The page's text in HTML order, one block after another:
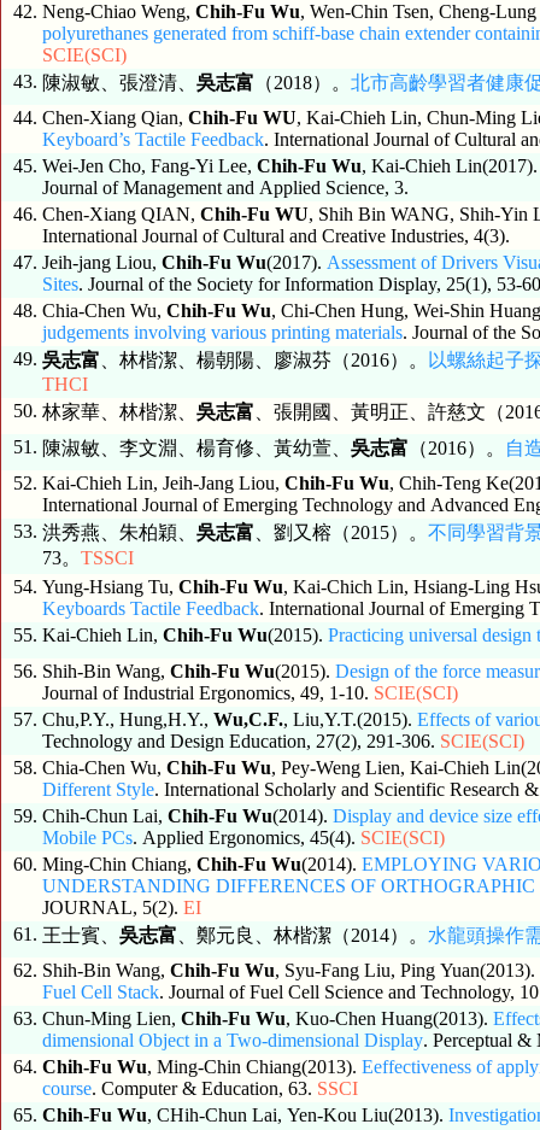
42. Neng-Chiao Weng,Chih-Fu Wu, Wen-Chin Tsen, Cheng-
polyurethanes generated from schiff-base chain extender
SCIE(SCI)
43. 陳淑敏、張澄清、吳志富 （2018）。北市高齡學習者健康
44. Chen-Xiang Qian,Chih-Fu WU, Kai-Chieh Lin, Chun-Ming
Keyboard’s Tactile Feedback. International Journal of Cultural
45. Wei-Jen Cho, Fang-Yi Lee,Chih-Fu Wu, Kai-Chieh
Journal of Management and Applied Science, 3.
46. Chen-Xiang QIAN,Chih-Fu WU, Shih Bin WANG, Shih-Yin
International Journal of Cultural and Creative Industries, 4(3).
47. Jeih-jang Liou,Chih-Fu Wu(2017). Assessment of Drivers
Sites. Journal of the Society for Information Display, 25(1), 53-
48. Chia-Chen Wu,Chih-Fu Wu, Chi-Chen Hung, Wei-Shin
judgements involving various printing materials. Journal of the
49. 吳志富 、林楷潔、楊朝陽、廖淑芬（2016）。
以螺絲起子
THCI
50. 林家華、林楷潔、吳志富 、張開國、黃明正、許慈文（
51. 陳淑敏、李文淵、楊育修、黃幼萱、吳志富 （2016）。
自
52. Kai-Chieh Lin, Jeih-Jang Liou,Chih-Fu Wu, Chih-Teng
International Journal of Emerging Technology and Advanced
53. 洪秀燕、朱柏穎、吳志富 、劉又榕（2015）。不同學習背
73。TSSCI
54. Yung-Hsiang Tu,Chih-Fu Wu, Kai-Chich Lin, Hsiang-Ling
Keyboards Tactile Feedback. International Journal of Emerging
55. Kai-Chieh Lin,Chih-Fu Wu(2015).Practicing universal design
56. Shih-Bin Wang,Chih-Fu Wu(2015).Design of the force
Journal of Industrial Ergonomics, 49, 1-10. SCIE(SCI)
57. Chu,P.Y., Hung,H.Y.,Wu,C.F., Liu,Y.T.(2015).Effects of
Technology and Design Education, 27(2), 291-306. SCIE(SCI)
58. Chia-Chen Wu,Chih-Fu Wu, Pey-Weng Lien, Kai-Chieh
Different Style. International Scholarly and Scientific Research
59. Chih-Chun Lai,Chih-Fu Wu(2014).Display and device size
Mobile PCs. Applied Ergonomics, 45(4). SCIE(SCI)
60. Ming-Chin Chiang,Chih-Fu Wu(2014).EMPLOYING
UNDERSTANDING DIFFERENCES OF
JOURNAL, 5(2).EI
61. 王士賓、吳志富 、鄭元良、林楷潔（2014）。 水龍頭操作
62. Shih-Bin Wang,Chih-Fu Wu, Syu-Fang Liu, Ping Yuan(2013).
Fuel Cell Stack. Journal of Fuel Cell Science and Technology,
63. Chun-Ming Lien,Chih-Fu Wu, Kuo-Chen Huang(2013).Effects
dimensional Object in a Two-dimensional Display. Perceptual
64. Chih-Fu Wu, Ming-Chin Chiang(2013).Eeffectiveness of
course. Computer & Education, 63. SSCI
65. Chih-Fu Wu, CHih-Chun Lai, Yen-Kou Liu(2013).